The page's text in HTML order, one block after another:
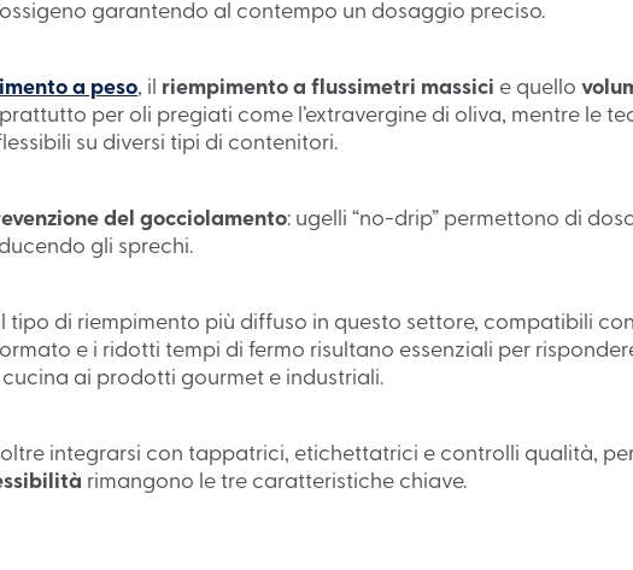
garantendo al contempo un dosaggio preciso.
a peso, il riempimento a flussimetri massici e quello
per oli pregiati come l’extravergine di oliva, mentre le
su diversi tipi di contenitori.
del gocciolamento: ugelli “no-drip” permettono di
gli sprechi.
tipo di riempimento più diffuso in questo settore, compatibili
e i ridotti tempi di fermo risultano essenziali per
ai prodotti gourmet e industriali.
integrarsi con tappatrici, etichettatrici e controlli qualità,
rimangono le tre caratteristiche chiave.